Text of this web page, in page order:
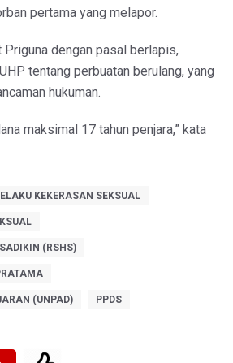
pertama yang melapor.
dengan pasal berlapis,
tentang perbuatan berulang, yang
hukuman.
maksimal 17 tahun penjara,” kata
KEKERASAN SEKSUAL
(RSHS)
(UNPAD) PPDS